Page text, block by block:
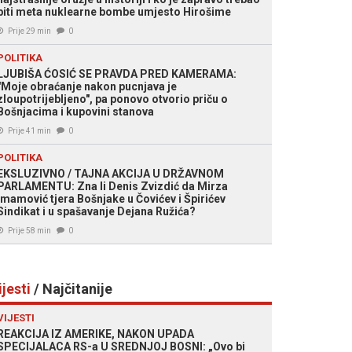
meta nuklearne bombe umjesto Hirošime
Prije 29 min 0
ĆOSIĆ SE PRAVDA PRED KAMERAMA:
obraćanje nakon pucnjava je
pa ponovo otvorio priču o
i kupovini stanova
Prije 41 min 0
/ TAJNA AKCIJA U DRŽAVNOM
Zna li Denis Zvizdić da Mirza
tjera Bošnjake u Čovićev i Špirićev
i u spašavanje Dejana Ružića?
Prije 58 min 0
/ Najčitanije
IZ AMERIKE, NAKON UPADA
RS-a U SREDNJOJ BOSNI: „Ovo bi